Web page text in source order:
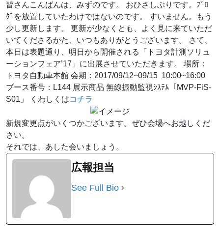
皆さんこんばんは、みずのです。 おひさしぶりです。ﾌﾞﾛ
ｸﾞを放置していたわけではないのです。 すいません。もう
少し更新します。 更新が少なくとも、よく見に来ていただ
いてくださるかた、いつもありがとうございます。 さて、
本日は表題通り、明日から開催される「トヨタ計測ソリュ
ーションフェア’17」に出展させていただきます。 場所：
トヨタ自動車本館 会期：2017/09/12~09/15 10:00~16:00
ブース番号：L144 展示商品 無線振動監視ｼｽﾃﾑ「MVP-FiS-
S01」 くわしくはコチラ
新規変更点がいくつかございます。ぜひ会場へお越しくだ
さい。
それでは、あした会いましょう。
広報担当
See Full Bio